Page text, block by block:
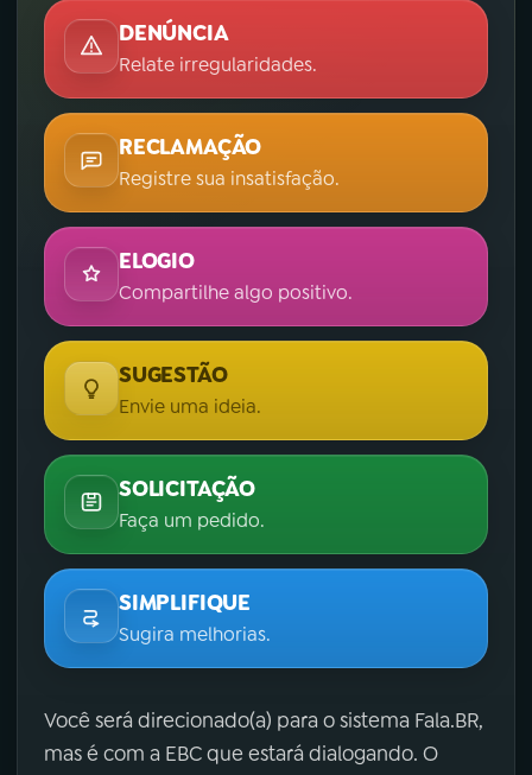
DENÚNCIA
Relate irregularidades.
RECLAMAÇÃO
Registre sua insatisfação.
ELOGIO
Compartilhe algo positivo.
SUGESTÃO
Envie uma ideia.
SOLICITAÇÃO
Faça um pedido.
SIMPLIFIQUE
Sugira melhorias.
Você será direcionado(a) para o sistema Fala.BR,
mas é com a EBC que estará dialogando. O